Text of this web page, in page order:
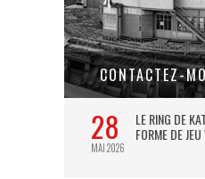
CONTACTEZ-
28
MAI 2026
LE RING DE
FORME DE